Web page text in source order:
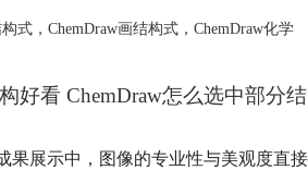
构式， ChemDraw画结构式， ChemDraw化学
好看 ChemDraw怎么选中部分结
果展示中，图像的专业性与美观度直接